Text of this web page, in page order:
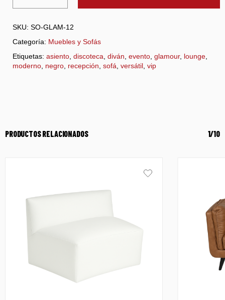
SKU: SO-GLAM-12
Categoría: Muebles y Sofás
Etiquetas: asiento discoteca diván evento glamour, lounge
moderno negro recepción sofá versátil vip
PRODUCTOS RELACIONADOS 1/10